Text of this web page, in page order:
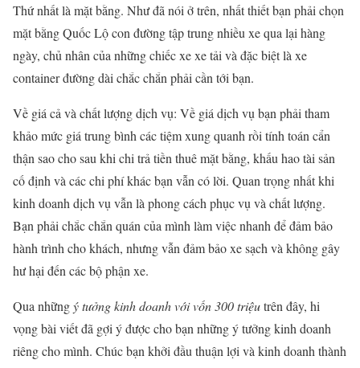
Thứ nhất là mặt bằng. Như đã nói ở trên, nhất thiết bạn phải chọn
mặt bằng Quốc Lộ con đường tập trung nhiều xe qua lại hàng
ngày, chủ nhân của những chiếc xe xe tải và đặc biệt là xe
container đường dài chắc chắn phải cần tới bạn.
Về giá cả và chất lượng dịch vụ: Về giá dịch vụ bạn phải tham
khảo mức giá trung bình các tiệm xung quanh rồi tính toán cẩn
thận sao cho sau khi chi trả tiền thuê mặt bằng, khấu hao tài sản
cố định và các chi phí khác bạn vẫn có lời. Quan trọng nhất khi
kinh doanh dịch vụ vẫn là phong cách phục vụ và chất lượng.
Bạn phải chắc chắn quán của mình làm việc nhanh để đảm bảo
hành trình cho khách, nhưng vẫn đảm bảo xe sạch và không gây
hư hại đến các bộ phận xe.
Qua nhữngý tưởng kinh doanh với vốn 300 triệutrên đây, hi
vọng bài viết đã gợi ý được cho bạn những ý tưởng kinh doanh
riêng cho mình. Chúc bạn khởi đầu thuận lợi và kinh doanh thành